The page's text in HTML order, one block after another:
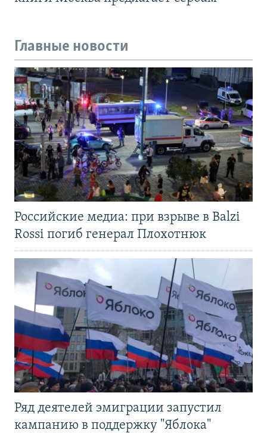
Главные новости
Российские медиа: при взрыве в Balzi
Rossi погиб генерал Плохотнюк
Ряд деятелей эмиграции запустил
кампанию в поддержку "Яблока"